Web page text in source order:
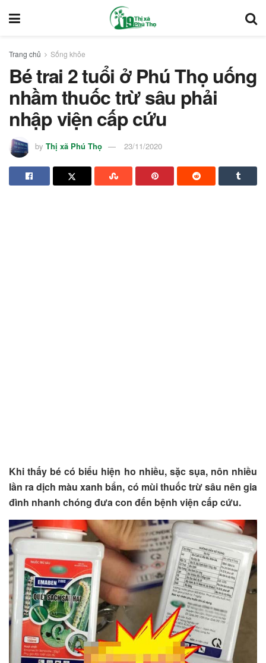
Trang chủ Sống khỏe
Bé trai 2 tuổi ở Phú Thọ uống
nhầm thuốc trừ sâu phải
nhập viện cấp cứu
by Thị xã Phú Thọ 23/11/2020
Khi thấy bé có biểu hiện ho nhiều, sặc sụa, nôn nhiều
lần ra dịch màu xanh bẩn, có mùi thuốc trừ sâu nên gia
đình nhanh chóng đưa con đến bệnh viện cấp cứu.